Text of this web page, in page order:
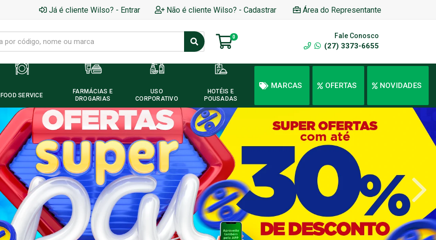
Já é cliente Wilso? - Entrar Não é cliente Wilso? - Cadastrar Área do Representante
0 Fale Conosco
(27) 3373-6655
FOOD SERVICE
FARMÁCIAS E
DROGARIAS
USO
CORPORATIVO
HOTÉIS E
POUSADAS
MARCAS OFERTAS NOVIDADES